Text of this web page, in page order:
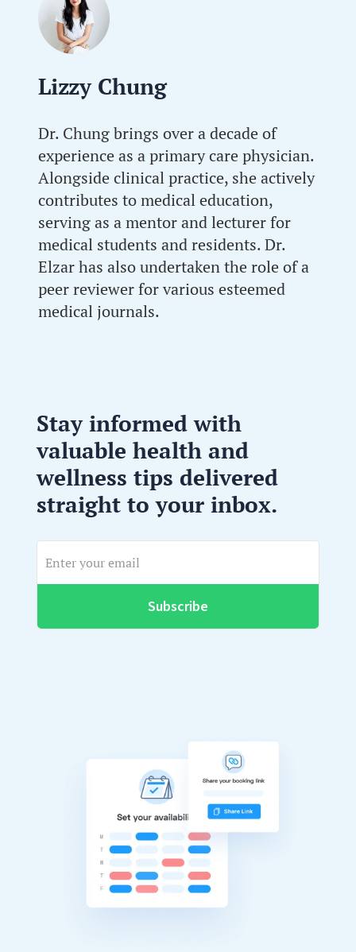
Lizzy Chung
Dr. Chung brings over a decade of
experience as a primary care physician.
Alongside clinical practice, she actively
contributes to medical education,
serving as a mentor and lecturer for
medical students and residents. Dr.
Elzar has also undertaken the role of a
peer reviewer for various esteemed
medical journals.
Stay informed with
valuable health and
wellness tips delivered
straight to your inbox.
Subscribe